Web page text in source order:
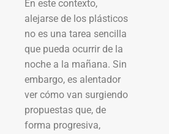
En este contexto,
alejarse de los plásticos
no es una tarea sencilla
que pueda ocurrir de la
noche a la mañana. Sin
embargo, es alentador
ver cómo van surgiendo
propuestas que, de
forma progresiva,